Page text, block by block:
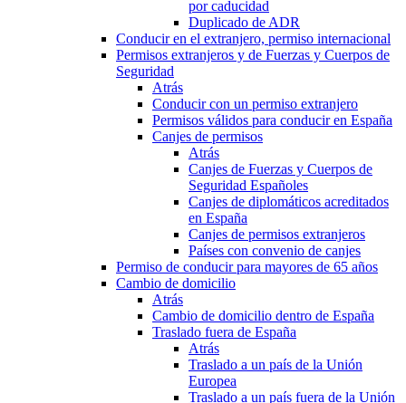
por caducidad
Duplicado de ADR
Conducir en el extranjero, permiso internacional
Permisos extranjeros y de Fuerzas y Cuerpos de
Seguridad
Atrás
Conducir con un permiso extranjero
Permisos válidos para conducir en España
Canjes de permisos
Atrás
Canjes de Fuerzas y Cuerpos de
Seguridad Españoles
Canjes de diplomáticos acreditados
en España
Canjes de permisos extranjeros
Países con convenio de canjes
Permiso de conducir para mayores de 65 años
Cambio de domicilio
Atrás
Cambio de domicilio dentro de España
Traslado fuera de España
Atrás
Traslado a un país de la Unión
Europea
Traslado a un país fuera de la Unión